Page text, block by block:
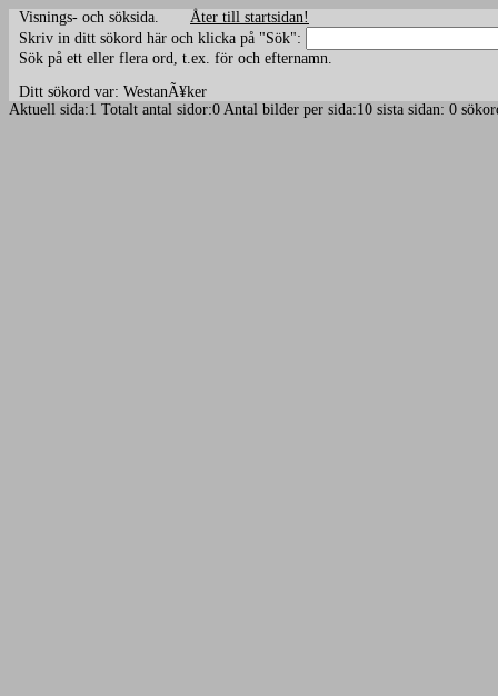
Visnings- och söksida. Åter till startsidan!
Skriv in ditt sökord här och klicka på "Sök":
Sök på ett eller flera ord, t.ex. för och efternamn.
Ditt sökord var: WestanÃ¥ker
Aktuell sida:1 Totalt antal sidor:0 Antal bilder per sida:10 sista sidan: 0